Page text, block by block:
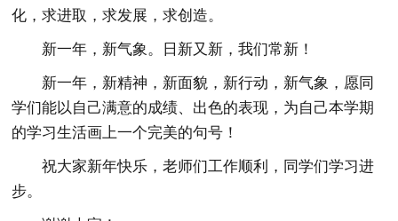
化，求进取，求发展，求创造。
新一年，新气象。日新又新，我们常新！
新一年，新精神，新面貌，新行动，新气象，愿同
学们能以自己满意的成绩、出色的表现，为自己本学期
的学习生活画上一个完美的句号！
祝大家新年快乐，老师们工作顺利，同学们学习进
步。